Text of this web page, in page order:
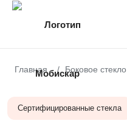
Главная Боковое стекло
Сертифицированные стекла